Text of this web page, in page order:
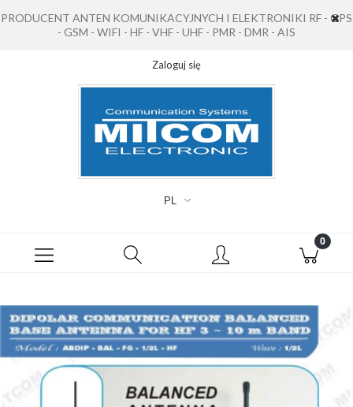
PRODUCENT ANTEN KOMUNIKACYJNYCH I ELEKTRONIKI RF - GPS
- GSM - WIFI - HF - VHF - UHF - PMR - DMR - AIS
Zaloguj się